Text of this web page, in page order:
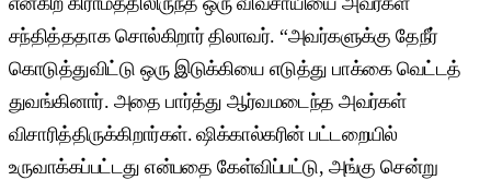
சந்தித்ததாக சொல்கிறார் திலாவர். “அவர்களுக்கு தேநீர்
கொடுத்துவிட்டு ஒரு இடுக்கியை எடுத்து பாக்கை வெட்டத்
துவங்கினார். அதை பார்த்து ஆர்வமடைந்த அவர்கள்
விசாரித்திருக்கிறார்கள். ஷிக்கால்கரின் பட்டறையில்
உருவாக்கப்பட்டது என்பதை கேள்விப்பட்டு, அங்கு சென்று